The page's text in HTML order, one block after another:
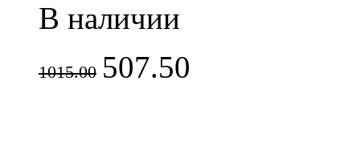
В наличии
1015.00 507.50